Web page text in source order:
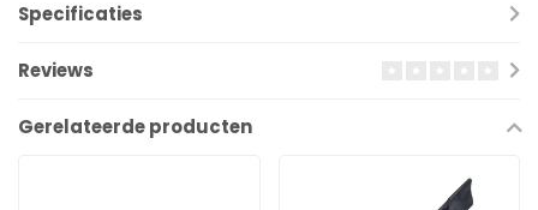
Specificaties
Reviews
Gerelateerde producten